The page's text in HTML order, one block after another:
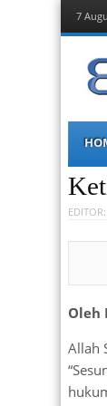
7
Mudah
EDITOR:
Oleh
Allah